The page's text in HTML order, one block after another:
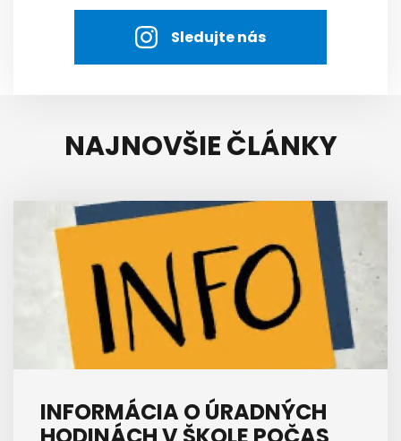
Sledujte nás
NAJNOVŠIE ČLÁNKY
INFORMÁCIA O ÚRADNÝCH